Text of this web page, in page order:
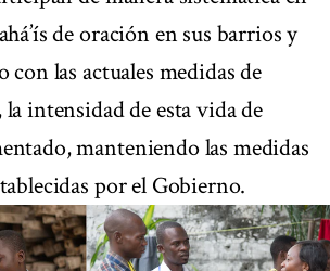
de oración en sus barrios y
con las actuales medidas de
intensidad de esta vida de
manteniendo las medidas
por el Gobierno.